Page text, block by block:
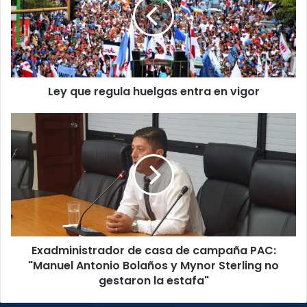
huelgas
entra
en
vigor
Ley que regula huelgas entra en vigor
Exadministrador
de
casa
de
campaña
PAC:
Antonio
Bolaños
Mynor
Exadministrador de casa de campaña PAC:
"Manuel Antonio Bolaños y Mynor Sterling no
gestaron la estafa"